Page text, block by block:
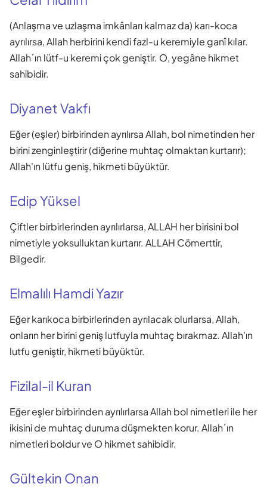
(Anlaşma ve uzlaşma imkânları kalmaz da) karı-koca
ayrılırsa, Allah herbirini kendi fazl-u keremiyle ganî kılar.
Allah´ın lütf-u keremi çok geniştir. O, yegâne hikmet
sahibidir.
Diyanet Vakfı
Eğer (eşler) birbirinden ayrılırsa Allah, bol nimetinden her
birini zenginleştirir (diğerine muhtaç olmaktan kurtarır);
Allah'ın lütfu geniş, hikmeti büyüktür.
Edip Yüksel
Çiftler birbirlerinden ayrılırlarsa, ALLAH her birisini bol
nimetiyle yoksulluktan kurtarır. ALLAH Cömerttir,
Bilgedir.
Elmalılı Hamdi Yazır
Eğer karıkoca birbirlerinden ayrılacak olurlarsa, Allah,
onların her birini geniş lutfuyla muhtaç bırakmaz. Allah'ın
lutfu geniştir, hikmeti büyüktür.
Fizilal-il Kuran
Eğer eşler birbirinden ayrılırlarsa Allah bol nimetleri ile her
ikisini de muhtaç duruma düşmekten korur. Allah´ın
nimetleri boldur ve O hikmet sahibidir.
Gültekin Onan